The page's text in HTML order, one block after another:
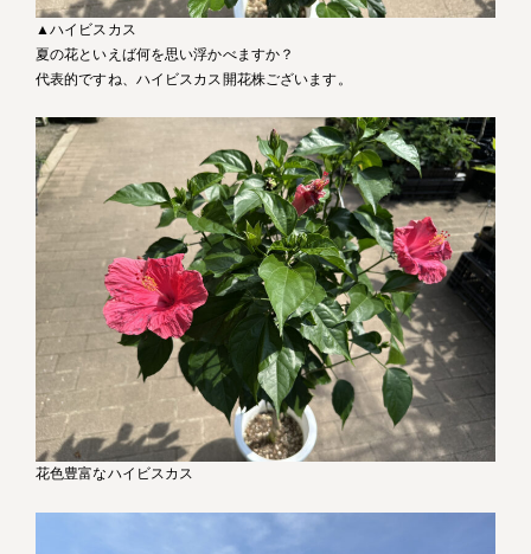
▲ハイビスカス
夏の花といえば何を思い浮かべますか？
代表的ですね、ハイビスカス開花株ございます。
花色豊富なハイビスカス